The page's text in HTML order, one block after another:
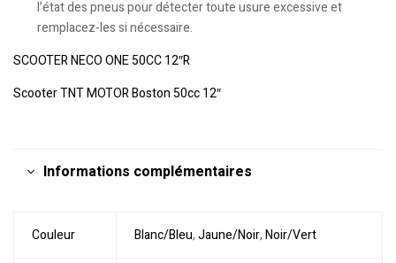
l’état des pneus pour détecter toute usure excessive et
remplacez-les si nécessaire.
SCOOTER NECO ONE 50CC 12″R
Scooter TNT MOTOR Boston 50cc 12″
Informations complémentaires
Couleur Blanc/Bleu,Jaune/Noir,Noir/Vert